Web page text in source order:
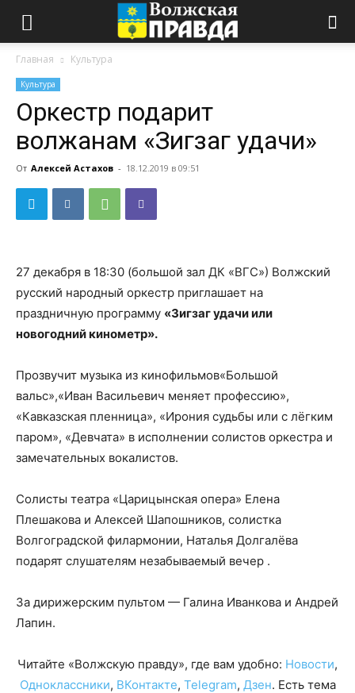
Главная Культура
Культура
Оркестр подарит
волжанам «Зигзаг удачи»
От Алексей Астахов - 18.12.2019 в 09:51
27 декабря в 18:30 (большой зал ДК «ВГС») Волжский
русский народный оркестр приглашает на
праздничную программу «Зигзаг удачи или
новогодний кинометр».
Прозвучит музыка из кинофильмов«Большой
вальс»,«Иван Васильевич меняет профессию»,
«Кавказская пленница», «Ирония судьбы или с лёгким
паром», «Девчата» в исполнении солистов оркестра и
замечательных вокалистов.
Солисты театра «Царицынская опера» Елена
Плешакова и Алексей Шапошников, солистка
Волгоградской филармонии, Наталья Долгалёва
подарят слушателям незабываемый вечер .
За дирижерским пультом — Галина Иванкова и Андрей
Лапин.
Читайте «Волжскую правду», где вам удобно: Новости,
Одноклассники, ВКонтакте, Telegram, Дзен. Есть тема